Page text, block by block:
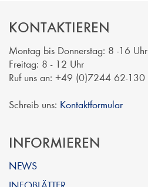
KONTAKTIEREN
Montag bis Donnerstag: 8 -16 Uhr
Freitag: 8 - 12 Uhr
Ruf uns an: +49 (0)7244 62-130
Schreib uns: Kontaktformular
INFORMIEREN
NEWS